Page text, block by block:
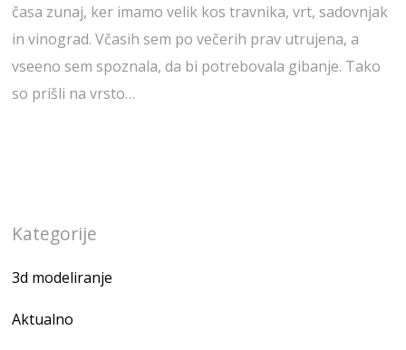
časa zunaj, ker imamo velik kos travnika, vrt, sadovnjak
in vinograd. Včasih sem po večerih prav utrujena, a
vseeno sem spoznala, da bi potrebovala gibanje. Tako
so prišli na vrsto…
Kategorije
3d modeliranje
Aktualno